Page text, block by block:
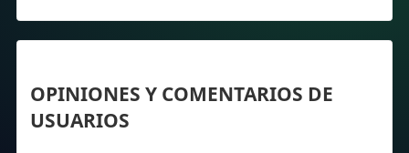
OPINIONES Y COMENTARIOS DE
USUARIOS